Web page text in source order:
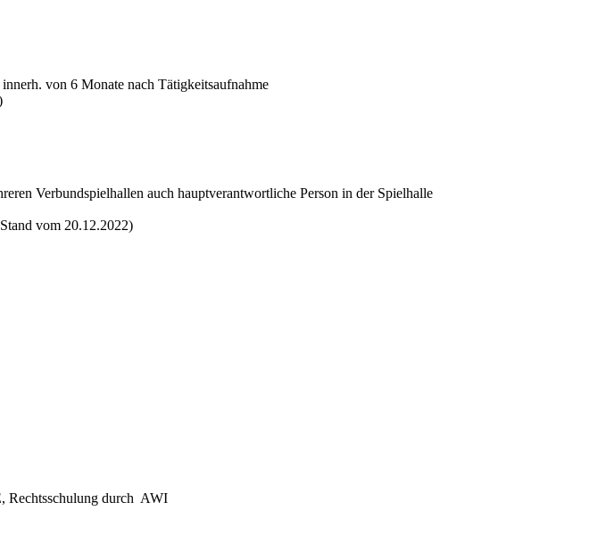
von 6 Monate nach Tätigkeitsaufnahme
Verbundspielhallen auch hauptverantwortliche Person in der Spielhalle
vom 20.12.2022)
Rechtsschulung durch AWI